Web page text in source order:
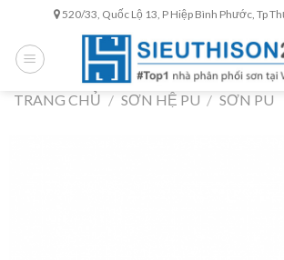
content
520/33, Quốc Lộ 13, P Hiệp Bình Phước, Tp
TRANG CHỦ / SƠN HỆ PU / SƠN PU